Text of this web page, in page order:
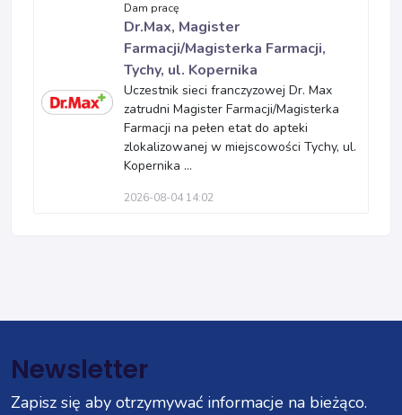
Dam pracę
Dr.Max, Magister
Farmacji/Magisterka Farmacji,
Tychy, ul. Kopernika
Uczestnik sieci franczyzowej Dr. Max
zatrudni Magister Farmacji/Magisterka
Farmacji na pełen etat do apteki
zlokalizowanej w miejscowości Tychy, ul.
Kopernika ...
2026-08-04 14:02
Newsletter
Zapisz się aby otrzymywać informacje na bieżąco.